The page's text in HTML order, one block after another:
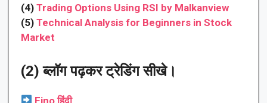
(4) Trading Options Using RSI by Malkanview
(5) Technical Analysis for Beginners in Stock
Market
(2) ब्लॉग पढ़कर ट्रेडिंग सीखे।
Fino हिंदी